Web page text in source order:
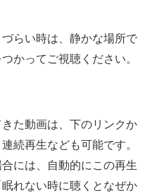
らい時は、静かな場所で
かってご視聴ください。
た動画は、下のリンクか
連続再生なども可能です。
には、自動的にこの再生
眠れない時に聴くとなぜか